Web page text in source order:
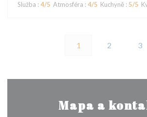
Služba : 4/5 Atmosféra : 4/5 Kuchyně : 5/5
1 2 3
Mapa a